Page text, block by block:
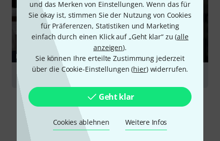
und das Merken von Einstellungen. Wenn das für
Sie okay ist, stimmen Sie der Nutzung von Cookies
für Präferenzen, Statistiken und Marketing
einfach durch einen Klick auf „Geht klar“ zu (alle
anzeigen).
Sie können Ihre erteilte Zustimmung jederzeit
über die Cookie-Einstellungen (hier) widerrufen.
Geht klar
Cookies ablehnen Weitere Infos
RATGEBER
Racks & Cases